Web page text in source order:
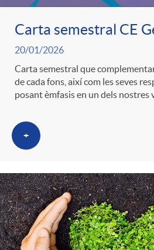
Carta semestral CE
20/01/2026
Carta semestral que
de cada fons, així com les seves
posant èmfasis en un dels nostres
+